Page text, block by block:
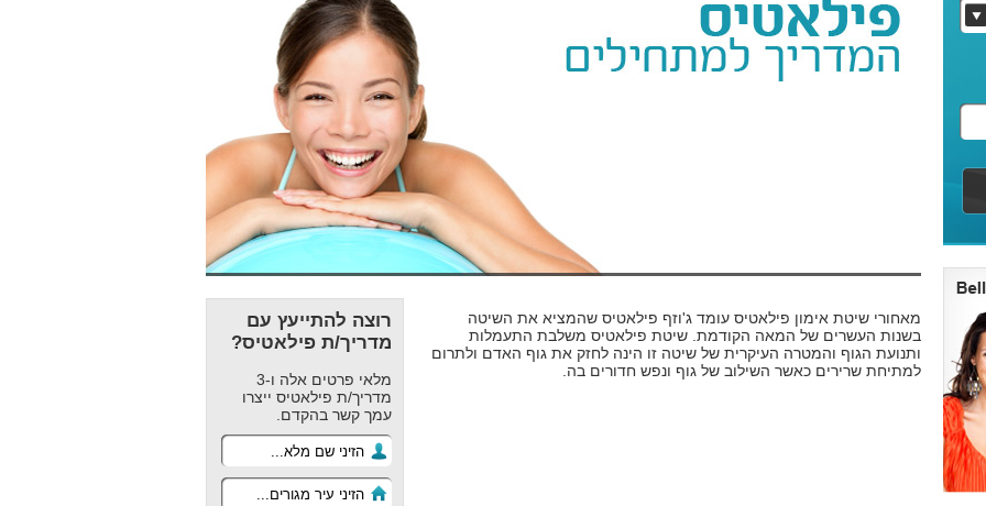
רוצה להתייעץ עם
מדריך/ת פילאטיס?
מלאי פרטים אלה ו-3
מדריך/ת פילאטיס ייצרו
עמך קשר בהקדם.
מאחורי שיטת אימון פילאטיס עומד ג'וזף פילאטיס שהמציא את השיטה
בשנות העשרים של המאה הקודמת. שיטת פילאטיס משלבת התעמלות
ותנועת הגוף והמטרה העיקרית של שיטה זו הינה לחזק את גוף האדם ולתרום
למתיחת שרירים כאשר השילוב של גוף ונפש חדורים בה.